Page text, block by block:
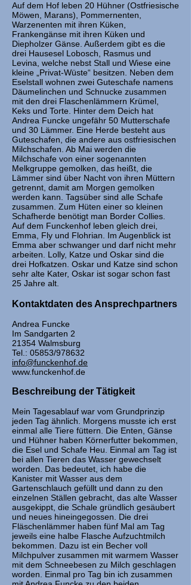
Auf dem Hof leben 20 Hühner (Ostfriesische
Möwen, Marans), Pommernenten,
Warzenenten mit ihren Küken,
Frankengänse mit ihren Küken und
Diepholzer Gänse. Außerdem gibt es die
drei Hausesel Lobosch, Rasmus und
Levina, welche nebst Stall und Wiese eine
kleine „Privat-Wüste“ besitzen. Neben dem
Eselstall wohnen zwei Guteschafe namens
Däumelinchen und Schnucke zusammen
mit den drei Flaschenlämmern Krümel,
Keks und Torte. Hinter dem Deich hat
Andrea Funcke ungefähr 50 Mutterschafe
und 30 Lämmer. Eine Herde besteht aus
Guteschafen, die andere aus ostfriesischen
Milchschafen. Ab Mai werden die
Milchschafe von einer sogenannten
Melkgruppe gemolken, das heißt, die
Lämmer sind über Nacht von ihren Müttern
getrennt, damit am Morgen gemolken
werden kann. Tagsüber sind alle Schafe
zusammen. Zum Hüten einer so kleinen
Schafherde benötigt man Border Collies.
Auf dem Funckenhof leben gleich drei,
Emma, Fly und Flohrian. Im Augenblick ist
Emma aber schwanger und darf nicht mehr
arbeiten. Lolly, Katze und Oskar sind die
drei Hofkatzen. Oskar und Katze sind schon
sehr alte Kater, Oskar ist sogar schon fast
25 Jahre alt.
Kontaktdaten des Ansprechpartners
Andrea Funcke
Im Sandgarten 2
21354 Walmsburg
Tel.: 05853/978632
info@funckenhof.de
www.funckenhof.de
Beschreibung der Tätigkeit
Mein Tagesablauf war vom Grundprinzip
jeden Tag ähnlich. Morgens musste ich erst
einmal alle Tiere füttern. Die Enten, Gänse
und Hühner haben Körnerfutter bekommen,
die Esel und Schafe Heu. Einmal am Tag ist
bei allen Tieren das Wasser gewechselt
worden. Das bedeutet, ich habe die
Kanister mit Wasser aus dem
Gartenschlauch gefüllt und dann zu den
einzelnen Ställen gebracht, das alte Wasser
ausgekippt, die Schale gründlich gesäubert
und neues hineingegossen. Die drei
Fläschenlämmer haben fünf Mal am Tag
jeweils eine halbe Flasche Aufzuchtmilch
bekommen. Dazu ist ein Becher voll
Milchpulver zusammen mit warmem Wasser
mit dem Schneebesen zu Milch geschlagen
worden. Einmal pro Tag bin ich zusammen